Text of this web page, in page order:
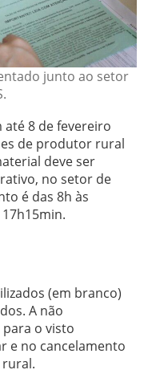
junto ao setor
8 de fevereiro
de produtor rural
deve ser
no setor de
é das 8h às
(em branco)
A não
o visto
e no cancelamento